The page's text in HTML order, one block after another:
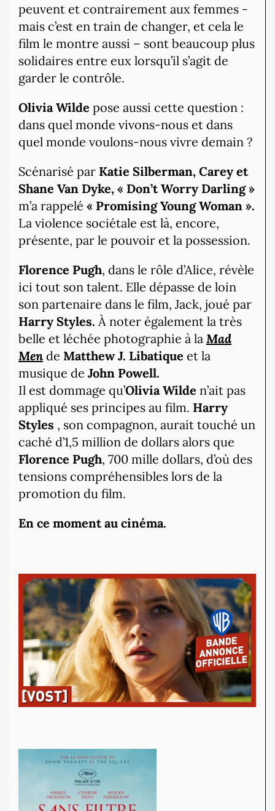
peuvent et contrairement aux femmes -
mais c’est en train de changer, et cela le
film le montre aussi – sont beaucoup plus
solidaires entre eux lorsqu’il s’agit de
garder le contrôle.
Olivia Wilde pose aussi cette question :
dans quel monde vivons-nous et dans
quel monde voulons-nous vivre demain ?
Scénarisé par Katie Silberman, Carey et
Shane Van Dyke, « Don’t Worry Darling »
m’a rappelé « Promising Young Woman ».
La violence sociétale est là, encore,
présente, par le pouvoir et la possession.
Florence Pugh, dans le rôle d’Alice, révèle
ici tout son talent. Elle dépasse de loin
son partenaire dans le film, Jack, joué par
Harry Styles. À noter également la très
belle et léchée photographie à la Mad
Men de Matthew J. Libatique et la
musique de John Powell.
Il est dommage qu’Olivia Wilde n’ait pas
appliqué ses principes au film. Harry
Styles , son compagnon, aurait touché un
caché d’1,5 million de dollars alors que
Florence Pugh, 700 mille dollars, d’où des
tensions compréhensibles lors de la
promotion du film.
En ce moment au cinéma.